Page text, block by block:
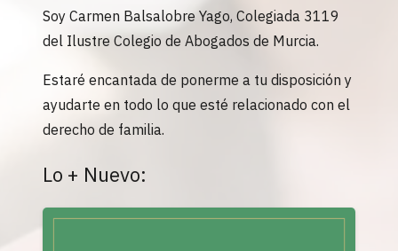
Soy Carmen Balsalobre Yago, Colegiada 3119
del Ilustre Colegio de Abogados de Murcia.
Estaré encantada de ponerme a tu disposición y
ayudarte en todo lo que esté relacionado con el
derecho de familia.
Lo + Nuevo: